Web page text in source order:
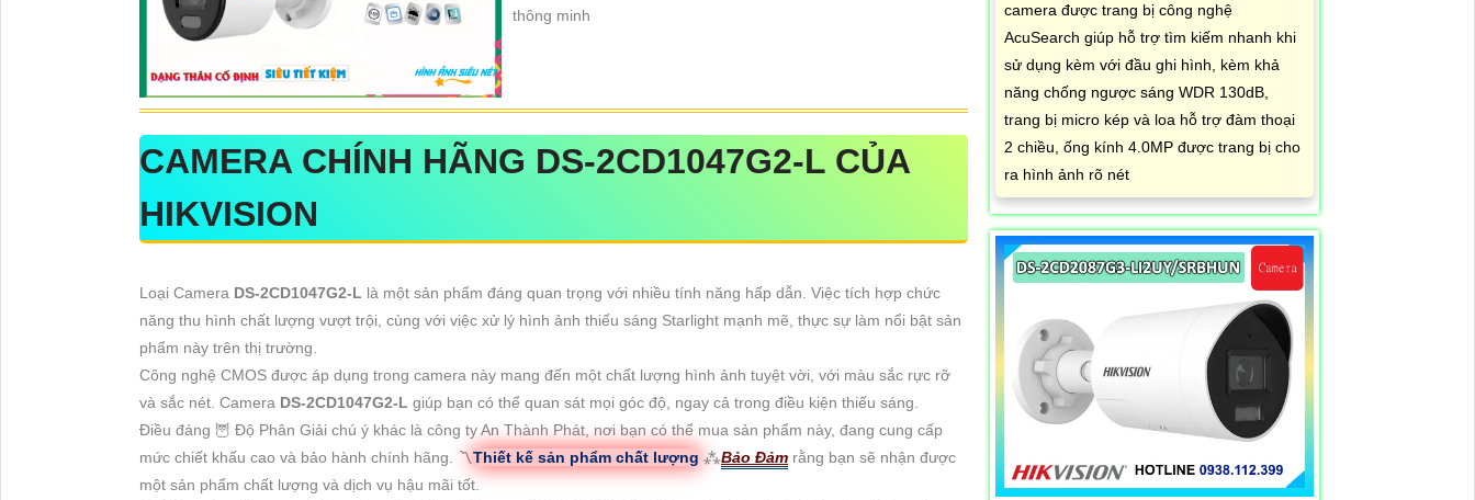
thông minh
CAMERA CHÍNH HÃNG DS-2CD1047G2-L CỦA
HIKVISION
Loại Camera DS-2CD1047G2-L là một sản phẩm đáng quan trọng với nhiều tính năng hấp dẫn. Việc tích hợp chức
năng thu hình chất lượng vượt trội, cùng với việc xử lý hình ảnh thiếu sáng Starlight mạnh mẽ, thực sự làm nổi bật sản
phẩm này trên thị trường.
Công nghệ CMOS được áp dụng trong camera này mang đến một chất lượng hình ảnh tuyệt vời, với màu sắc rực rỡ
và sắc nét. Camera DS-2CD1047G2-L giúp bạn có thể quan sát mọi góc độ, ngay cả trong điều kiện thiếu sáng.
Điều đáng 🦉 Độ Phân Giải chú ý khác là công ty An Thành Phát, nơi bạn có thể mua sản phẩm này, đang cung cấp
mức chiết khấu cao và bảo hành chính hãng. 〽Thiết kế sản phẩm chất lượng ⁂Bảo Đảm rằng bạn sẽ nhận được
một sản phẩm chất lượng và dịch vụ hậu mãi tốt.
camera được trang bị công nghệ
AcuSearch giúp hỗ trợ tìm kiếm nhanh khi
sử dụng kèm với đầu ghi hình, kèm khả
năng chống ngược sáng WDR 130dB,
trang bị micro kép và loa hỗ trợ đàm thoại
2 chiều, ống kính 4.0MP được trang bị cho
ra hình ảnh rõ nét